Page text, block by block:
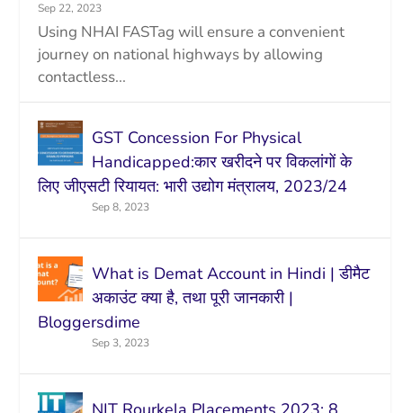
Sep 22, 2023
Using NHAI FASTag will ensure a convenient
journey on national highways by allowing
contactless...
GST Concession For Physical
Handicapped:कार खरीदने पर विकलांगों के
लिए जीएसटी रियायत: भारी उद्योग मंत्रालय, 2023/24
Sep 8, 2023
What is Demat Account in Hindi | डीमैट
अकाउंट क्या है, तथा पूरी जानकारी |
Bloggersdime
Sep 3, 2023